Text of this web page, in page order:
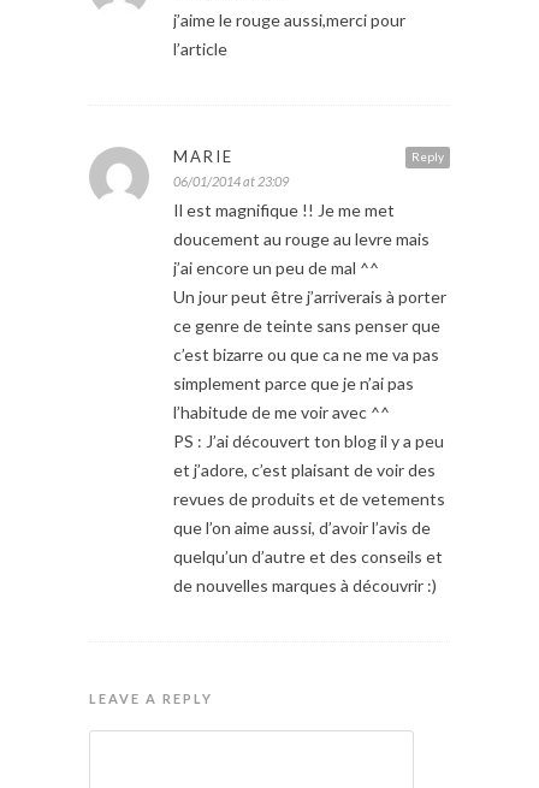
j’aime le rouge aussi,merci pour
l’article
Reply
MARIE
06/01/2014 at 23:09
Il est magnifique !! Je me met
doucement au rouge au levre mais
j’ai encore un peu de mal ^^
Un jour peut être j’arriverais à porter
ce genre de teinte sans penser que
c’est bizarre ou que ca ne me va pas
simplement parce que je n’ai pas
l’habitude de me voir avec ^^
PS : J’ai découvert ton blog il y a peu
et j’adore, c’est plaisant de voir des
revues de produits et de vetements
que l’on aime aussi, d’avoir l’avis de
quelqu’un d’autre et des conseils et
de nouvelles marques à découvrir :)
LEAVE A REPLY